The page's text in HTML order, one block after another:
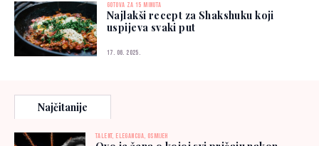
GOTOVA ZA 15 MINUTA
Najlakši recept za Shakshuku koji
uspijeva svaki put
17. 06. 2025.
Najčitanije
TALENT, ELEGANCIJA, OSMIJEH